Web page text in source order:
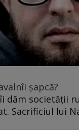
șapcă?
dăm societății
Sacrificiul lui